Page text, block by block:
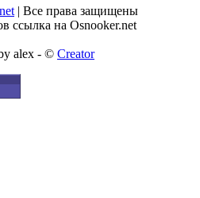
| Все права защищены
ссылка на Osnooker.net
alex - © Creator